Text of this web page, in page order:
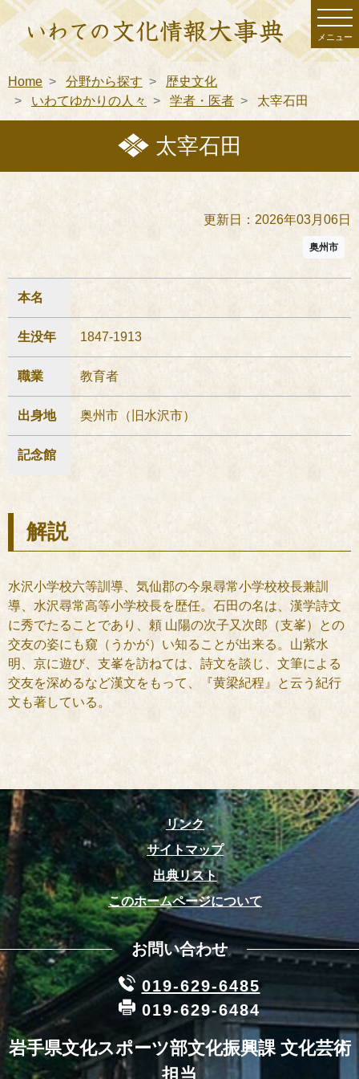
メニュー
Home 分野から探す
歴史文化
いわてゆかりの人々
学者・医者 太宰石田
太宰石田
更新日：2026年03月06日
奥州市
本名
生没年 1847-1913
職業 教育者
出身地 奥州市（旧水沢市）
記念館
解説
水沢小学校六等訓導、気仙郡の今泉尋常小学校校長兼訓
導、水沢尋常高等小学校長を歴任。石田の名は、漢学詩文
に秀でたることであり、頼 山陽の次子又次郎（支峯）との
交友の姿にも窺（うかが）い知ることが出来る。山紫水
明、京に遊び、支峯を訪ねては、詩文を談じ、文筆による
交友を深めるなど漢文をもって、『黄梁紀程』と云う紀行
文も著している。
リンク
サイトマップ
出典リスト
このホームページについて
お問い合わせ
019-629-6485
019-629-6484
岩手県文化スポーツ部文化振興課 文化芸術
担当